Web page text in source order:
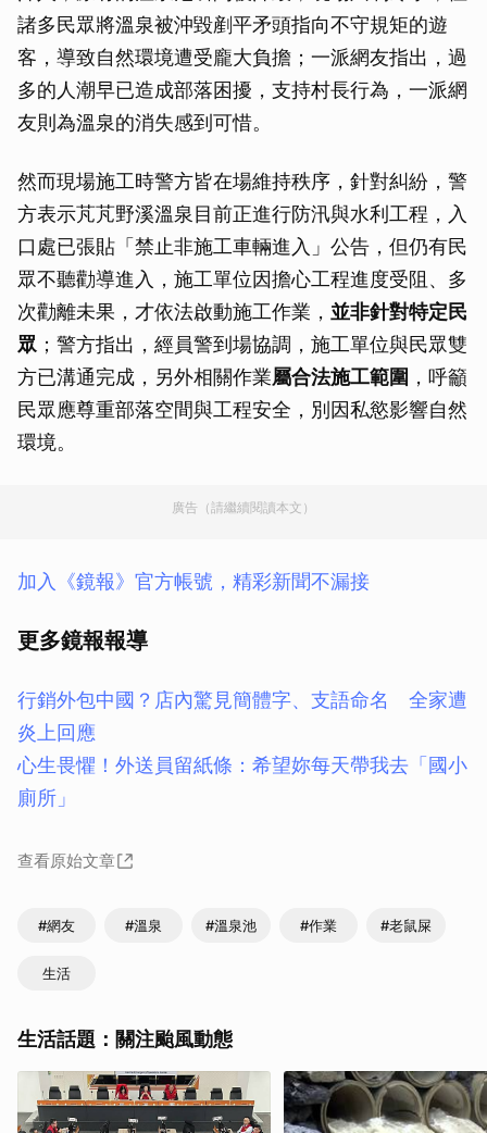
諸多民眾將溫泉被沖毀剷平矛頭指向不守規矩的遊
客，導致自然環境遭受龐大負擔；一派網友指出，過
多的人潮早已造成部落困擾，支持村長行為，一派網
友則為溫泉的消失感到可惜。
然而現場施工時警方皆在場維持秩序，針對糾紛，警
方表示芃芃野溪溫泉目前正進行防汛與水利工程，入
口處已張貼「禁止非施工車輛進入」公告，但仍有民
眾不聽勸導進入，施工單位因擔心工程進度受阻、多
次勸離未果，才依法啟動施工作業， 並非針對特定民
眾 ；警方指出，經員警到場協調，施工單位與民眾雙
方已溝通完成，另外相關作業屬合法施工範圍 ，呼籲
民眾應尊重部落空間與工程安全，別因私慾影響自然
環境。
廣告（請繼續閱讀本文）
加入《鏡報》官方帳號，精彩新聞不漏接
更多鏡報報導
行銷外包中國？店內驚見簡體字、支語命名 全家遭
炎上回應
心生畏懼！外送員留紙條：希望妳每天帶我去「國小
廁所」
查看原始文章
#網友 #溫泉 #溫泉池 #作業 #老鼠屎
生活
生活話題：關注颱風動態